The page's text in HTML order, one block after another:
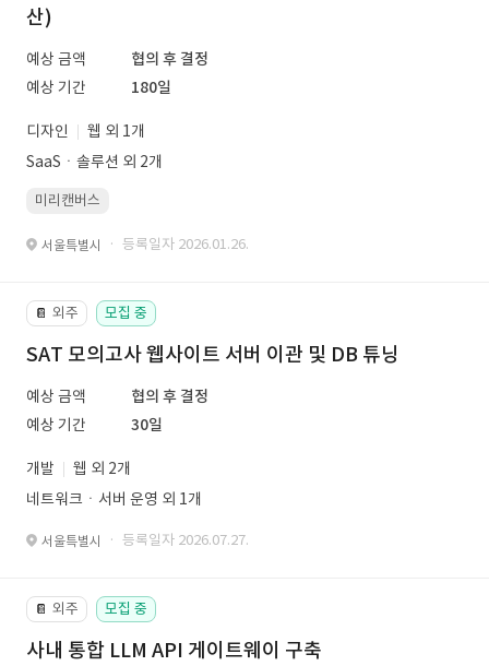
산)
예상 금액
협의 후 결정
예상 기간
180일
디자인
웹 외 1개
SaaSㆍ솔루션 외 2개
미리캔버스
서울특별시 · 등록일자 2026.01.26.
📔 외주 모집 중
SAT 모의고사 웹사이트 서버 이관 및 DB 튜닝
예상 금액
협의 후 결정
예상 기간
30일
개발
웹 외 2개
네트워크ㆍ서버 운영 외 1개
서울특별시 · 등록일자 2026.07.27.
📔 외주 모집 중
사내 통합 LLM API 게이트웨이 구축